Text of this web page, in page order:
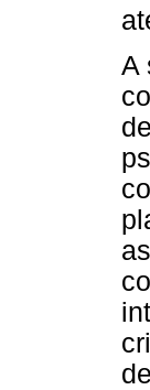
A